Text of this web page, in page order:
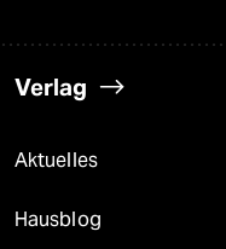
Verlag
Aktuelles
Hausblog